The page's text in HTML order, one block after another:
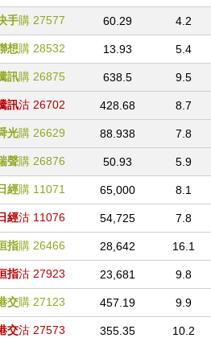
手購 27577 60.29 4.2
想購 28532 13.93 5.4
訊購 26875 638.5 9.5
訊沽 26702 428.68 8.7
光購 26629 88.938 7.8
聲購 26876 50.93 5.9
經購 11071 65,000 8.1
經沽 11076 54,725 7.8
指購 26466 28,642 16.1
指沽 27923 23,681 9.8
交購 27123 457.19 9.9
交沽 27573 355.35 10.2